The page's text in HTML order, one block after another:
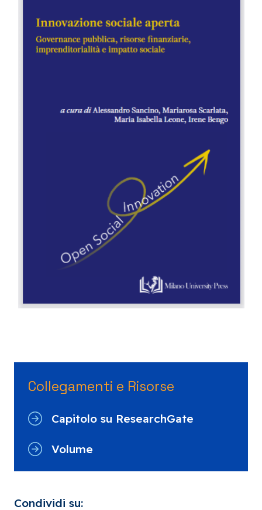
Collegamenti e Risorse
Capitolo su ResearchGate
Volume
Condividi su: